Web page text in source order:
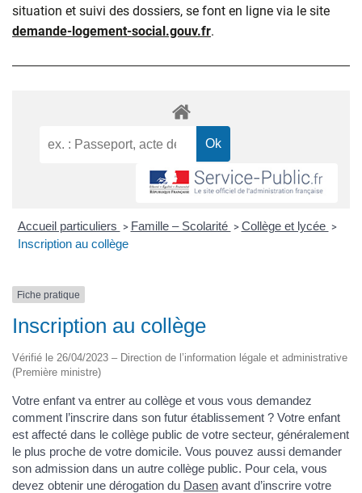
situation et suivi des dossiers, se font en ligne via le site
demande-logement-social.gouv.fr.
Accueil particuliers > Famille – Scolarité > Collège et lycée >
Inscription au collège
Fiche pratique
Inscription au collège
Vérifié le 26/04/2023 – Direction de l’information légale et administrative
(Première ministre)
Votre enfant va entrer au collège et vous vous demandez
comment l’inscrire dans son futur établissement ? Votre enfant
est affecté dans le collège public de votre secteur, généralement
le plus proche de votre domicile. Vous pouvez aussi demander
son admission dans un autre collège public. Pour cela, vous
devez obtenir une dérogation du Dasen avant d’inscrire votre